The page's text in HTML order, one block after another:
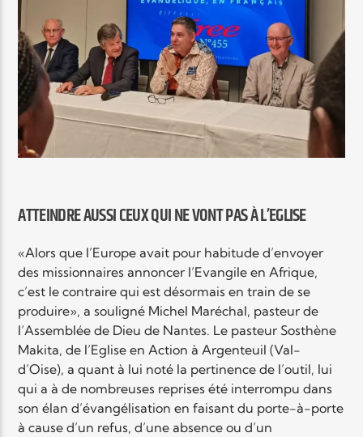
ATTEINDRE AUSSI CEUX QUI NE VONT PAS À L’EGLISE
«Alors que l’Europe avait pour habitude d’envoyer
des missionnaires annoncer l’Evangile en Afrique,
c’est le contraire qui est désormais en train de se
produire», a souligné Michel Maréchal, pasteur de
l’Assemblée de Dieu de Nantes. Le pasteur Sosthène
Makita, de l’Eglise en Action à Argenteuil (Val-
d’Oise), a quant à lui noté la pertinence de l’outil, lui
qui a à de nombreuses reprises été interrompu dans
son élan d’évangélisation en faisant du porte-à-porte
à cause d’un refus, d’une absence ou d’un